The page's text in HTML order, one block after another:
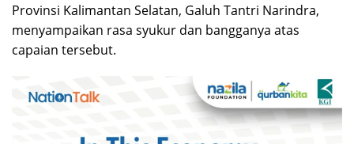
Provinsi Kalimantan Selatan, Galuh Tantri Narindra,
menyampaikan rasa syukur dan bangganya atas
capaian tersebut.